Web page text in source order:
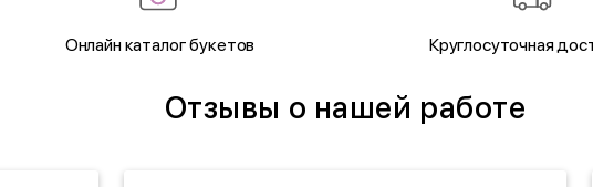
Онлайн каталог букетов Круглосуточная
Отзывы о нашей работе